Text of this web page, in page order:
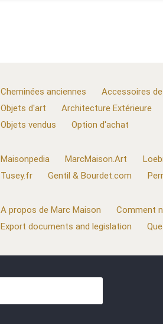
Cheminées anciennes Accessoires
Objets d'art
Architecture Extérieure
Objets vendus
Option d'achat
Maisonpedia MarcMaison.Art
Tusey.fr
Gentil & Bourdet.com
A propos de Marc Maison Comment
Export documents and legislation